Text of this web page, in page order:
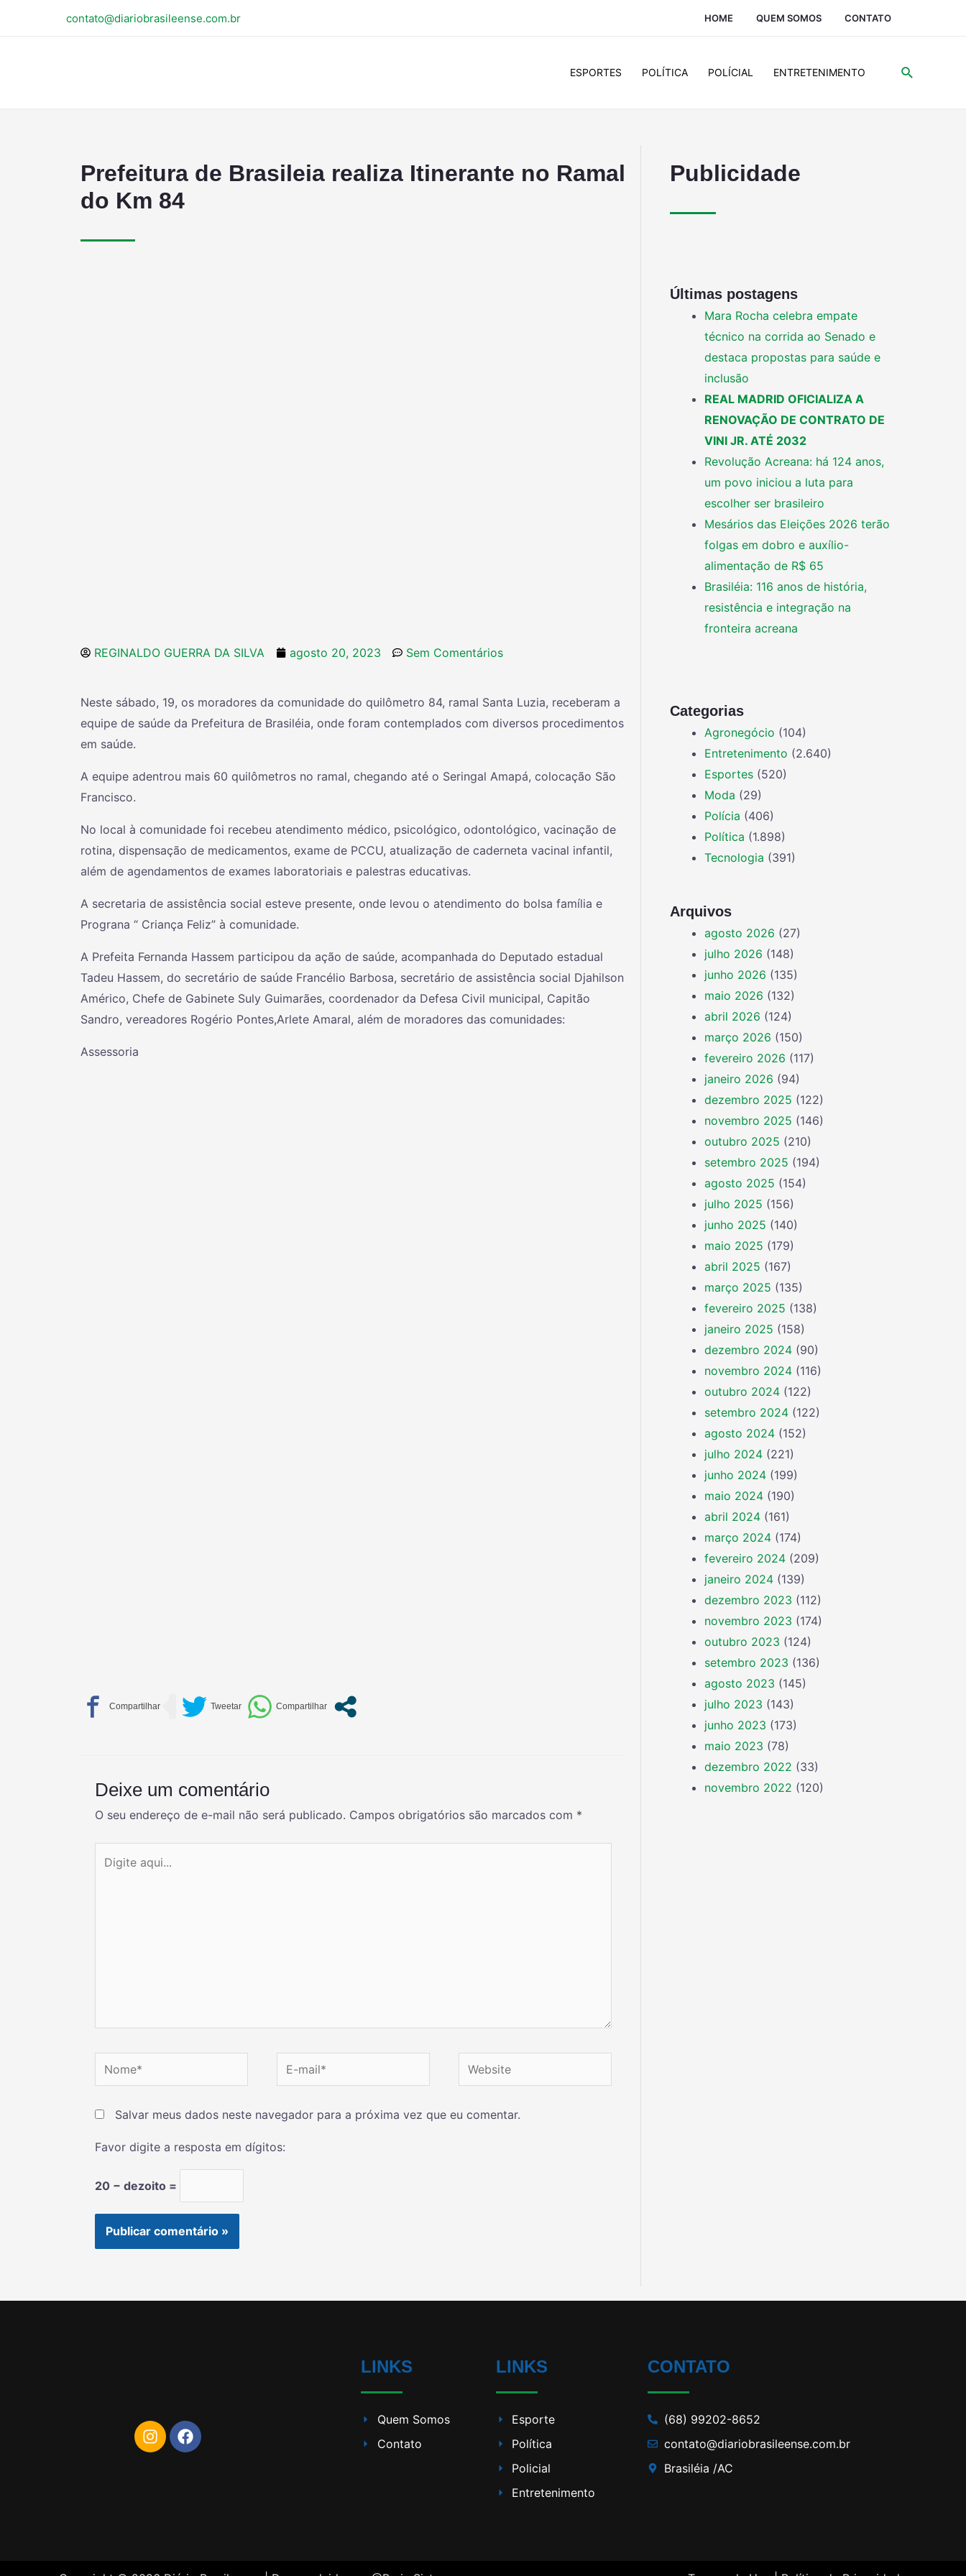
contato@diariobrasileense.com.br HOME QUEM SOMOS CONTATO
ESPORTES POLÍTICA POLÍCIAL ENTRETENIMENTO
Prefeitura de Brasileia realiza Itinerante no Ramal
do Km 84
REGINALDO GUERRA DA SILVA agosto 20, 2023 Sem Comentários
Neste sábado, 19, os moradores da comunidade do quilômetro 84, ramal Santa Luzia, receberam a
equipe de saúde da Prefeitura de Brasiléia, onde foram contemplados com diversos procedimentos
em saúde.
A equipe adentrou mais 60 quilômetros no ramal, chegando até o Seringal Amapá, colocação São
Francisco.
No local à comunidade foi recebeu atendimento médico, psicológico, odontológico, vacinação de
rotina, dispensação de medicamentos, exame de PCCU, atualização de caderneta vacinal infantil,
além de agendamentos de exames laboratoriais e palestras educativas.
A secretaria de assistência social esteve presente, onde levou o atendimento do bolsa família e
Prograna “ Criança Feliz” à comunidade.
A Prefeita Fernanda Hassem participou da ação de saúde, acompanhada do Deputado estadual
Tadeu Hassem, do secretário de saúde Francélio Barbosa, secretário de assistência social Djahilson
Américo, Chefe de Gabinete Suly Guimarães, coordenador da Defesa Civil municipal, Capitão
Sandro, vereadores Rogério Pontes,Arlete Amaral, além de moradores das comunidades:
Assessoria
Deixe um comentário
O seu endereço de e-mail não será publicado. Campos obrigatórios são marcados com *
Salvar meus dados neste navegador para a próxima vez que eu comentar.
Favor digite a resposta em dígitos:
20 − dezoito =
Publicidade
Últimas postagens
Mara Rocha celebra empate
técnico na corrida ao Senado e
destaca propostas para saúde e
inclusão
REAL MADRID OFICIALIZA A
RENOVAÇÃO DE CONTRATO DE
VINI JR. ATÉ 2032
Revolução Acreana: há 124 anos,
um povo iniciou a luta para
escolher ser brasileiro
Mesários das Eleições 2026 terão
folgas em dobro e auxílio-
alimentação de R$ 65
Brasiléia: 116 anos de história,
resistência e integração na
fronteira acreana
Categorias
Agronegócio (104)
Entretenimento (2.640)
Esportes (520)
Moda (29)
Polícia (406)
Política (1.898)
Tecnologia (391)
Arquivos
agosto 2026 (27)
julho 2026 (148)
junho 2026 (135)
maio 2026 (132)
abril 2026 (124)
março 2026 (150)
fevereiro 2026 (117)
janeiro 2026 (94)
dezembro 2025 (122)
novembro 2025 (146)
outubro 2025 (210)
setembro 2025 (194)
agosto 2025 (154)
julho 2025 (156)
junho 2025 (140)
maio 2025 (179)
abril 2025 (167)
março 2025 (135)
fevereiro 2025 (138)
janeiro 2025 (158)
dezembro 2024 (90)
novembro 2024 (116)
outubro 2024 (122)
setembro 2024 (122)
agosto 2024 (152)
julho 2024 (221)
junho 2024 (199)
maio 2024 (190)
abril 2024 (161)
março 2024 (174)
fevereiro 2024 (209)
janeiro 2024 (139)
dezembro 2023 (112)
novembro 2023 (174)
outubro 2023 (124)
setembro 2023 (136)
agosto 2023 (145)
julho 2023 (143)
junho 2023 (173)
maio 2023 (78)
dezembro 2022 (33)
novembro 2022 (120)
LINKS
Quem Somos
Contato
LINKS
Esporte
Política
Policial
Entretenimento
CONTATO
(68) 99202-8652
contato@diariobrasileense.com.br
Brasiléia /AC